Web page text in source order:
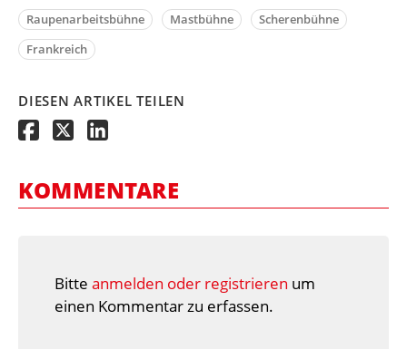
Raupenarbeitsbühne
Mastbühne
Scherenbühne
Frankreich
DIESEN ARTIKEL TEILEN
KOMMENTARE
Bitte anmelden oder registrieren um
einen Kommentar zu erfassen.